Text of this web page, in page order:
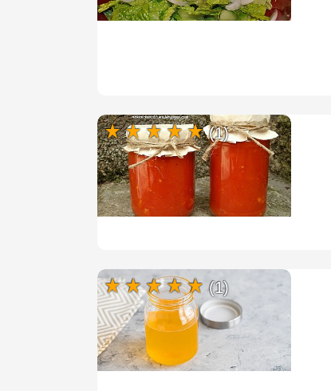
(1)
(1)